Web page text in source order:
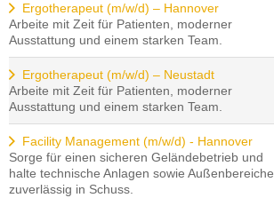
Ergotherapeut (m/w/d) – Hannover
Arbeite mit Zeit für Patienten, moderner
Ausstattung und einem starken Team.
Ergotherapeut (m/w/d) – Neustadt
Arbeite mit Zeit für Patienten, moderner
Ausstattung und einem starken Team.
Facility Management (m/w/d) - Hannover
Sorge für einen sicheren Geländebetrieb und
halte technische Anlagen sowie Außenbereiche
zuverlässig in Schuss.